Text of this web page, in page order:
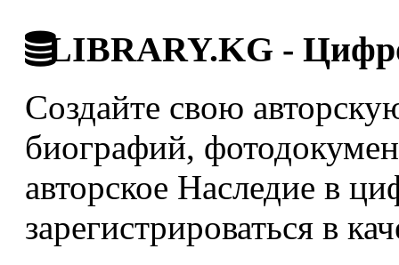
LIBRARY.KG -
Создайте свою
биографий,
авторское Наследие в
зарегистрироваться в